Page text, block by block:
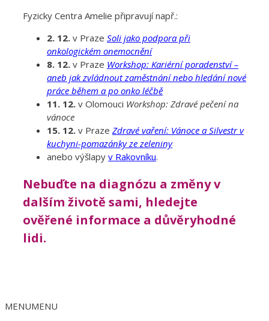
Fyzicky Centra Amelie připravují např.:
2. 12. v Praze Soli jako podpora při
onkologickém onemocnění
8. 12. v Praze Workshop: Kariérní poradenství –
aneb jak zvládnout zaměstnání nebo hledání nové
práce během a po onko léčbě
11. 12. v Olomouci Workshop: Zdravé pečení na
vánoce
15. 12. v Praze Zdravé vaření: Vánoce a Silvestr v
kuchyni-pomazánky ze zeleniny
anebo výšlapy v Rakovníku.
Nebuďte na diagnózu a změny v
dalším životě sami, hledejte
ověřené informace a důvěryhodné
lidi.
MENUMENU